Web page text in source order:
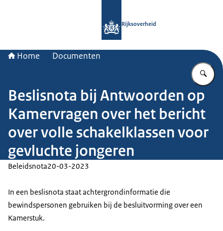
Rijksoverheid
Home Documenten
Beslisnota bij Antwoorden op
Kamervragen over het bericht
over volle schakelklassen voor
gevluchte jongeren
Beleidsnota20-03-2023
In een beslisnota staat achtergrondinformatie die
bewindspersonen gebruiken bij de besluitvorming over een
Kamerstuk.